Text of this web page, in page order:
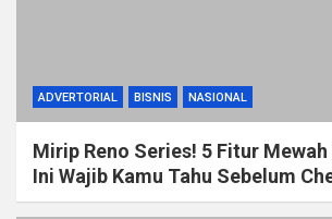
ADVERTORIAL BISNIS NASIONAL
Mirip Reno Series! 5 Fitur Mewah
Ini Wajib Kamu Tahu Sebelum